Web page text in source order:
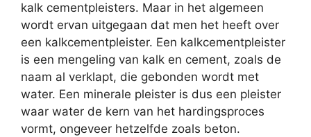
kalk cementpleisters. Maar in het algemeen
wordt ervan uitgegaan dat men het heeft over
een kalkcementpleister. Een kalkcementpleister
is een mengeling van kalk en cement, zoals de
naam al verklapt, die gebonden wordt met
water. Een minerale pleister is dus een pleister
waar water de kern van het hardingsproces
vormt, ongeveer hetzelfde zoals beton.